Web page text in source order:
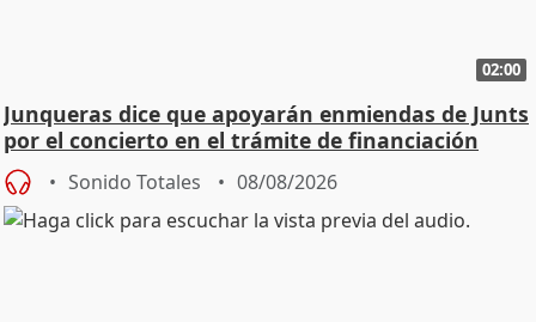
02:00
Junqueras dice que apoyarán enmiendas de Junts
por el concierto en el trámite de financiación
Sonido Totales 08/08/2026